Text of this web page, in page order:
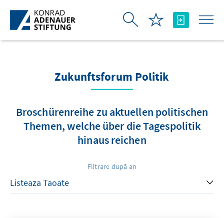
Skip to Main Content
Zukunftsforum Politik
Broschürenreihe zu aktuellen politischen
Themen, welche über die Tagespolitik
hinaus reichen
Filtrare după an